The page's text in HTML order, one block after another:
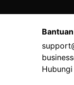
Bantuan